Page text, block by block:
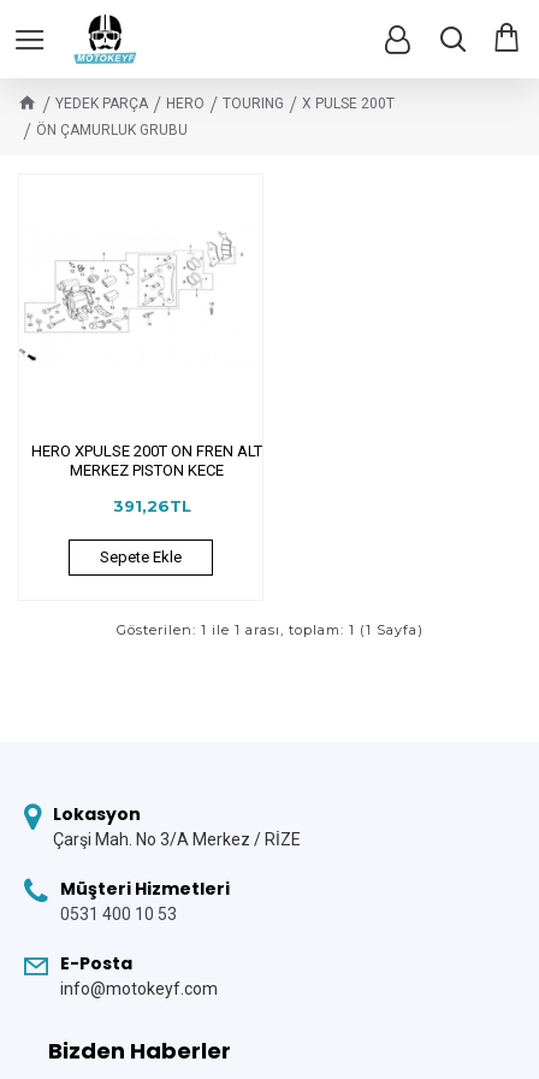
YEDEK PARÇA HERO TOURING
X PULSE 200T
ÖN ÇAMURLUK GRUBU
HERO XPULSE 200T ON FREN ALT
MERKEZ PISTON KECE
391,26TL
Sepete Ekle
Gösterilen: 1 ile 1 arası, toplam: 1 (1 Sayfa)
Lokasyon
Çarşi Mah. No 3/A Merkez / RİZE
Müşteri Hizmetleri
0531 400 10 53
E-Posta
info@motokeyf.com
Bizden Haberler